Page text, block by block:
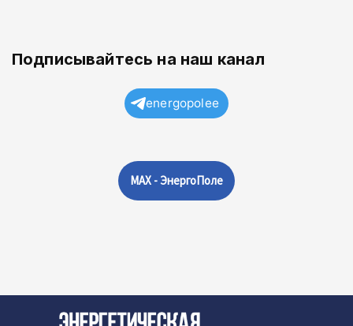
Подписывайтесь на наш канал
energopolee
MAX - ЭнергоПоле